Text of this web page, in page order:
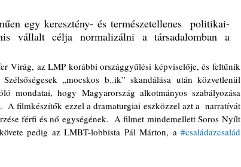
egy keresztény- és természetellenes  politikai-
vállalt célja normalizálni a társadalomban a
„mocskos b..ik” skandálása után közvetlenül
mondatai, hogy Magyarország alkotmányos szabályozása
A filmkészítők ezzel a dramaturgiai eszközzel azt a  narratívát
férfi és nő egységének.  A filmet mindemellett Soros Nyílt
pedig az LMBT-lobbista Pál Márton, a #családazcsalád